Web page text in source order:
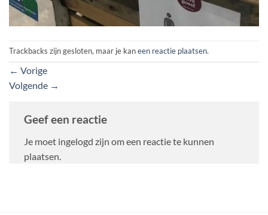
Trackbacks zijn gesloten, maar je kaneen reactie plaatsen.
← Vorige
Volgende →
Geef een reactie
Je moet ingelogd zijn om een reactie te kunnen
plaatsen.